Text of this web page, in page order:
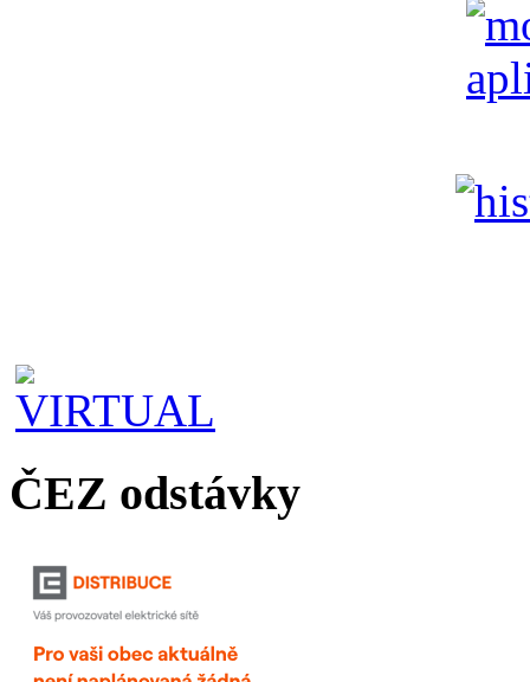
ČEZ odstávky